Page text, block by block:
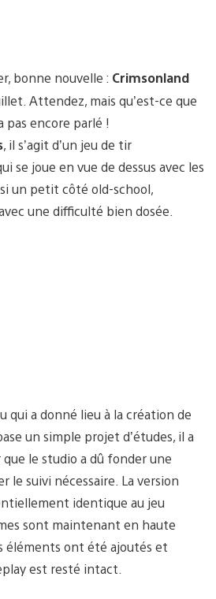
bonne nouvelle : Crimsonland
Attendez, mais qu’est-ce que
pas encore parlé !
, il s’agit d’un jeu de tir
se joue en vue de dessus avec les
un petit côté old-school,
une difficulté bien dosée.
qui a donné lieu à la création de
un simple projet d’études, il a
le studio a dû fonder une
le suivi nécessaire. La version
identique au jeu
sont maintenant en haute
éléments ont été ajoutés et
est resté intact.